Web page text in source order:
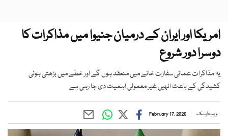
امریکا اور ایران کے درمیان جنیوا میں مذاکرات کا
دوسرا دور شروع
یہ مذاکرات عمانی سفارت خانے میں منعقد ہوں گے اور خطے میں بڑھتی ہوئی
کشیدگی کے باعث انہیں غیر معمولی اہمیت دی جا رہی ہے
ویب ڈیسک February 17, 2026